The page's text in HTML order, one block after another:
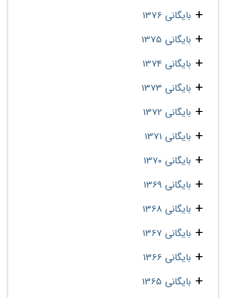
بایگانی 1376
بایگانی 1375
بایگانی 1374
بایگانی 1373
بایگانی 1372
بایگانی 1371
بایگانی 1370
بایگانی 1369
بایگانی 1368
بایگانی 1367
بایگانی 1366
بایگانی 1365